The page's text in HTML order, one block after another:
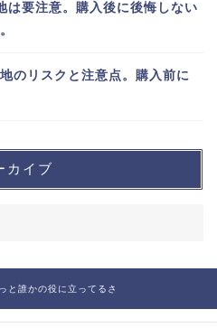
は要注意。購入後に後悔しない
のリスクと注意点。購入前に
カイブ
誰かの役に立ってるさ